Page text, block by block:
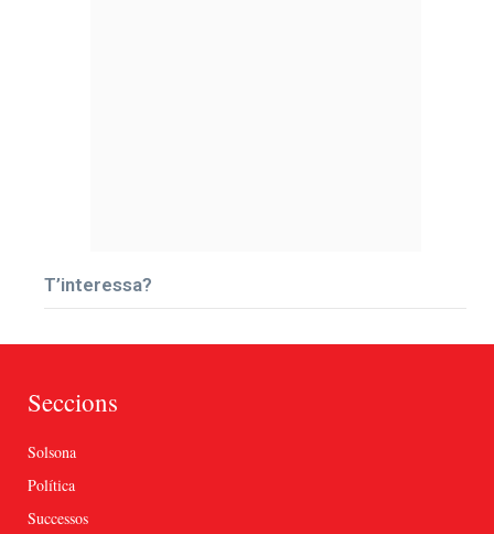
T’interessa?
Seccions
Solsona
Política
Successos